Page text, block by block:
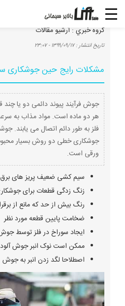
گروه خبري : آرشیو مقالات
تاريخ انتشار :۱۳۹۹/۰۹/۱۷ - ۲۳:۰۷
مشکلات رایج حین جوشکاری
جوش فرآیند پیوند دائمی دو یا
هر دو ماده است. مواد مذاب به
فلز به طور دائم اتصال می یابند.
جوشکاری خطی دو روش بسیار
ورقی است.
سیم کشی ضعیف پریز های برق
زنگ زدگی قطعات برای
رنگ بیش از حد که مانع از
ضخامت پایین قطعه مورد نظر
ایجاد سوراخ در فلز توسط
ممکن است نوک انبر جوش
اصطلاحا لگد زدن انبر به جوش